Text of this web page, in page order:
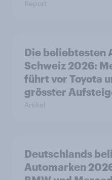
Report
Die beliebtesten
Schweiz 2026:
führt vor Toyota
grösster
Artikel
Deutschlands
Automarken